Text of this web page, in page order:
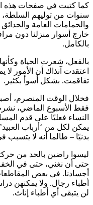
كما كتبت في صفحات هذه
سنوات من توليهم
والحمامات العامة
خارج أسوار منزلنا دون
بالكامل.
بالفعل، شعرت الحياة
اعتقدت آنذاك أن الأمور
تفاقمت. بشكل أسوأ بكثير.
فخلال الوقت المنصرم،
فقط الأسبوع الماضي،
النساء فعليًا على قدم
يمكن لكل من ‘أرباب
بدنيًا – طالما أنه لا
ليسوا راضين بالحد من
حتى أن نغني، حتى في
أجسادنا. في بعض
أطباء رجال. ولا يمكنهن
لن يتبقى أي أطباء إناث.